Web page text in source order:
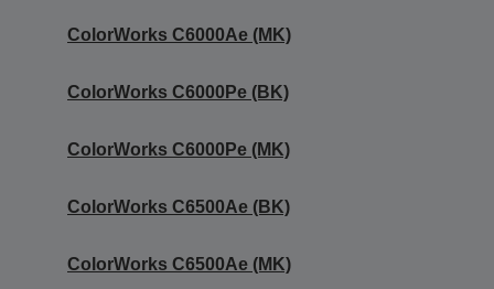
ColorWorks C6000Ae (MK)
ColorWorks C6000Pe (BK)
ColorWorks C6000Pe (MK)
ColorWorks C6500Ae (BK)
ColorWorks C6500Ae (MK)